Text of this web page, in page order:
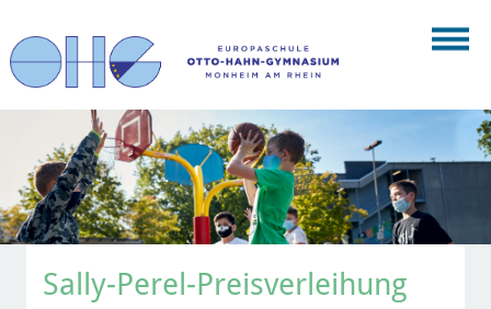
Sally-Perel-Preisverleihung